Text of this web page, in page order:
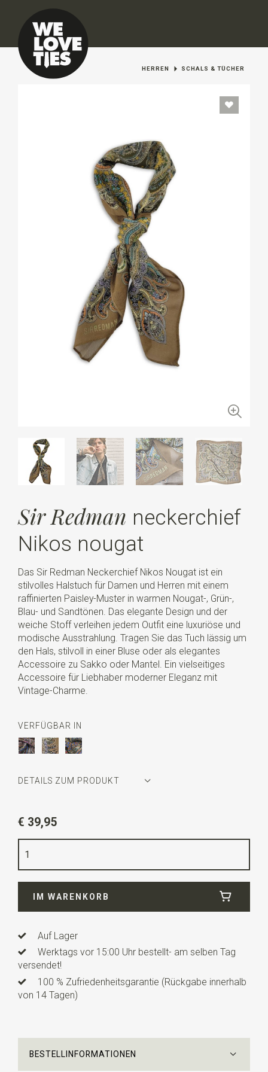
HERREN SCHALS & TÜCHER
Sir Redman neckerchief
Nikos nougat
Das Sir Redman Neckerchief Nikos Nougat ist ein
stilvolles Halstuch für Damen und Herren mit einem
raffinierten Paisley-Muster in warmen Nougat-, Grün-,
Blau- und Sandtönen. Das elegante Design und der
weiche Stoff verleihen jedem Outfit eine luxuriöse und
modische Ausstrahlung. Tragen Sie das Tuch lässig um
den Hals, stilvoll in einer Bluse oder als elegantes
Accessoire zu Sakko oder Mantel. Ein vielseitiges
Accessoire für Liebhaber moderner Eleganz mit
Vintage-Charme.
VERFÜGBAR IN
DETAILS ZUM PRODUKT
Farbe
Qualität
Länge 65 cm
€ 39,95
IM WARENKORB
Auf Lager
Werktags vor 15:00 Uhr bestellt- am selben Tag
versendet!
100 % Zufriedenheitsgarantie (Rückgabe innerhalb
von 14 Tagen)
BESTELLINFORMATIONEN